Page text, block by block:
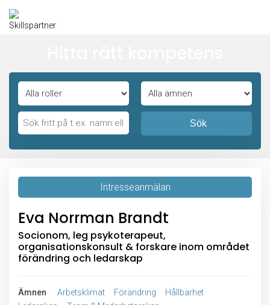
Sök
Intresseanmälan
Eva Norrman Brandt
Socionom, leg psykoterapeut,
organisationskonsult & forskare inom området
förändring och ledarskap
Ämnen Arbetsklimat Förändring
Hållbarhet